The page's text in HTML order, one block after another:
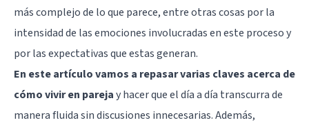
más complejo de lo que parece, entre otras cosas por la
intensidad de las emociones involucradas en este proceso y
por las expectativas que estas generan.
En este artículo vamos a repasar varias claves acerca de
cómo vivir en parejay hacer que el día a día transcurra de
manera fluida sin discusiones innecesarias. Además,